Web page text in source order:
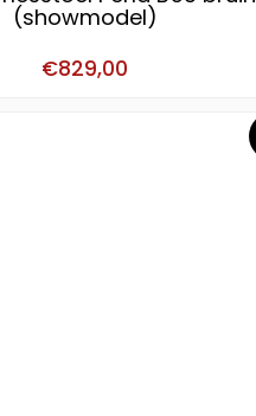
(showmodel)
€829,00